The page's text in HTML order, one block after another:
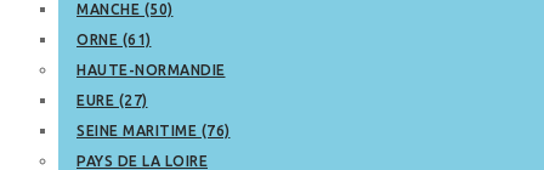
MANCHE (50)
ORNE (61)
HAUTE-NORMANDIE
EURE (27)
SEINE MARITIME (76)
PAYS DE LA LOIRE